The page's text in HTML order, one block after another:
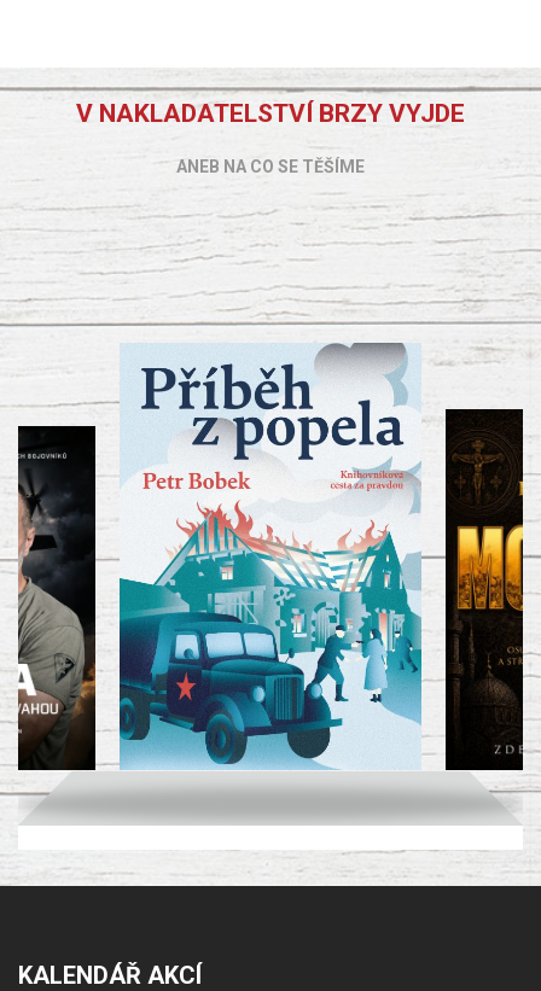
V NAKLADATELSTVÍ BRZY VYJDE
ANEB NA CO SE TĚŠÍME
KALENDÁŘ AKCÍ